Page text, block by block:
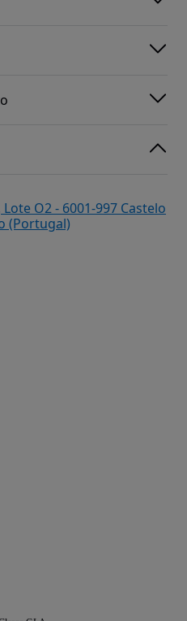
O2 - 6001-997 Castelo
(Portugal)